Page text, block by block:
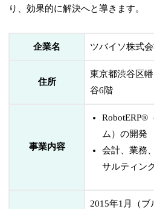
り、効果的に解決へと導きます。
企業名 ツバイソ株式
住所
東京都渋谷区
谷6階
事業内容
RobotERP®
ム）の開発
会計、業務
サルティン
2015年1月（ブ